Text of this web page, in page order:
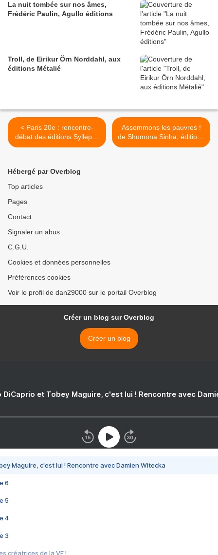
La nuit tombée sur nos âmes,
Frédéric Paulin, Agullo éditions
Troll, de Eirikur Örn Norddahl, aux
éditions Métalié
< Paris 20e : rencontre-
débat des éditions Syllepse
pour "Un troussage de
Assommons les pauvres !
de Shumona Sinha, éditions
de l'Olivier >
Hébergé par Overblog
Top articles
Pages
Contact
Signaler un abus
C.G.U.
Cookies et données personnelles
Préférences cookies
Voir le profil de dan29000 sur le portail Overblog
Créer un blog sur Overblog
Créer un blog
DiCaprio et Tobey Maguire, c'est lui ! Rencontre avec
Maguire, c'est lui ! Rencontre avec Damien Witecka
6
5
4
3
créatrices de la VF !